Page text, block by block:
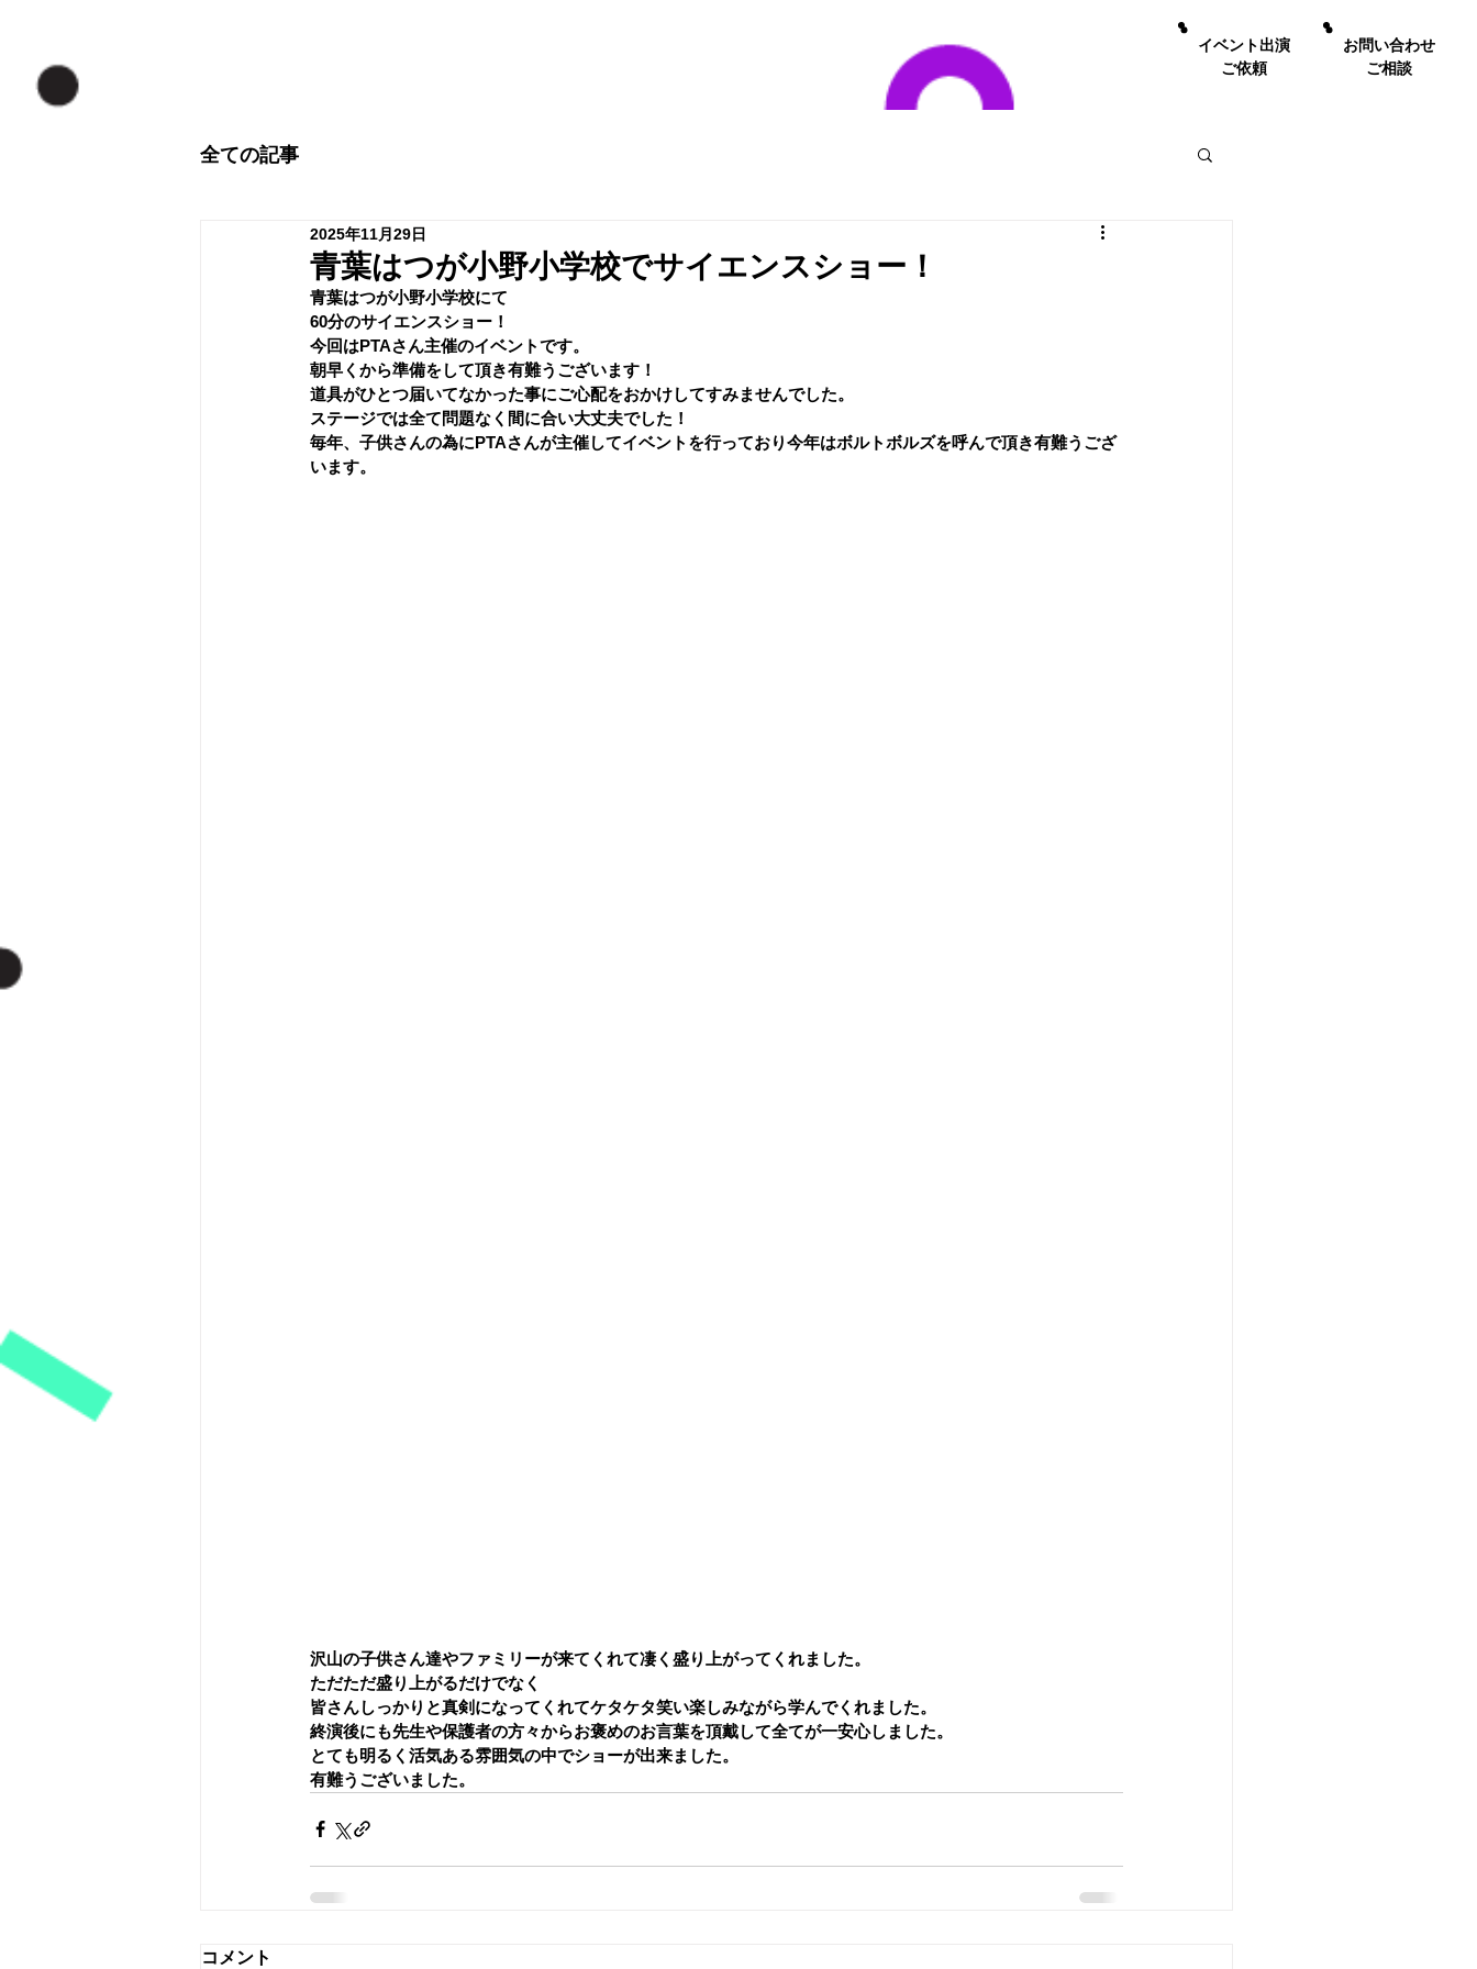
お問い合わせ
ご相談
イベント出演
ご依頼
全ての記事
青葉はつが小野小学校でサイエンスショー！
2025年11月29日
﻿青葉はつが小野小学校にて
60分のサイエンスショー！
今回はPTAさん主催のイベントです。
朝早くから準備をして頂き有難うございます！
道具がひとつ届いてなかった事にご心配をおかけしてすみませんでした。
ステージでは全て問題なく間に合い大丈夫でした！
毎年、子供さんの為にPTAさんが主催してイベントを行っており今年はボルトボルズを呼んで頂き有難うござ
います。
沢山の子供さん達やファミリーが来てくれて凄く盛り上がってくれました。
ただただ盛り上がるだけでなく
皆さんしっかりと真剣になってくれてケタケタ笑い楽しみながら学んでくれました。
終演後にも先生や保護者の方々からお褒めのお言葉を頂戴して全てが一安心しました。
とても明るく活気ある雰囲気の中でショーが出来ました。
有難うございました。
コメント